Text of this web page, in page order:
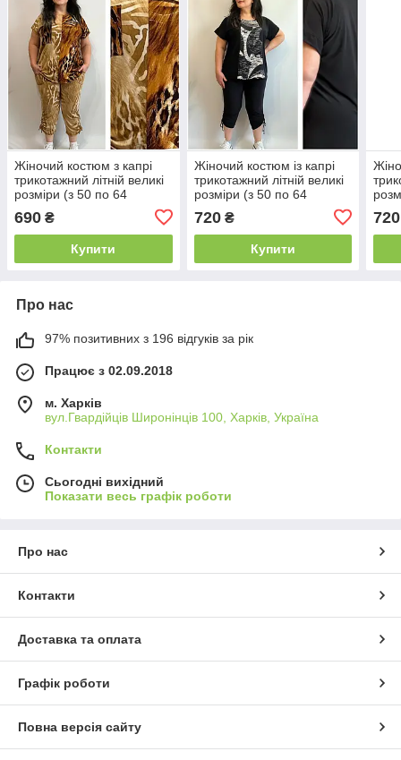
Жіночий костюм з капрі
трикотажний літній великі
розміри (з 50 по 64
690 ₴
Купити
Жіночий костюм із капрі
трикотажний літній великі
розміри (з 50 по 64
720₴
Купити
720
Про нас
97% позитивних з 196 відгуків за рік
Працює з 02.09.2018
м. Харків
вул.Гвардійців Широнінців 100, Харків, Україна
Контакти
Сьогодні вихідний
Показати весь графік роботи
Про нас
Контакти
Доставка та оплата
Графік роботи
Повна версія сайту